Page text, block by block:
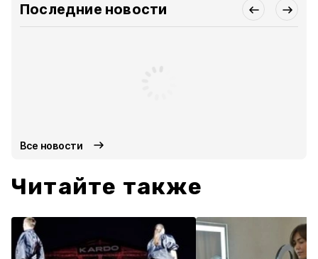
Последние новости
Все новости
Читайте также